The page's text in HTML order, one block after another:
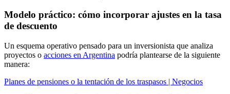
Modelo práctico: cómo incorporar ajustes en la tasa
de descuento
Un esquema operativo pensado para un inversionista que analiza
proyectos o acciones en Argentina podría plantearse de la siguiente
manera:
Planes de pensiones o la tentación de los traspasos | Negocios